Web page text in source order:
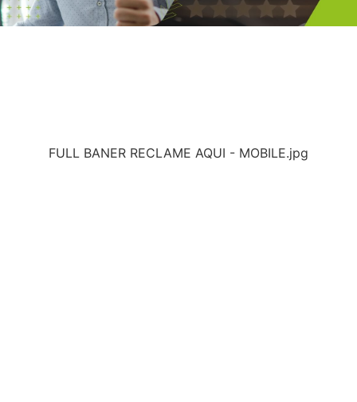
FULL BANER RECLAME AQUI - MOBILE.jpg